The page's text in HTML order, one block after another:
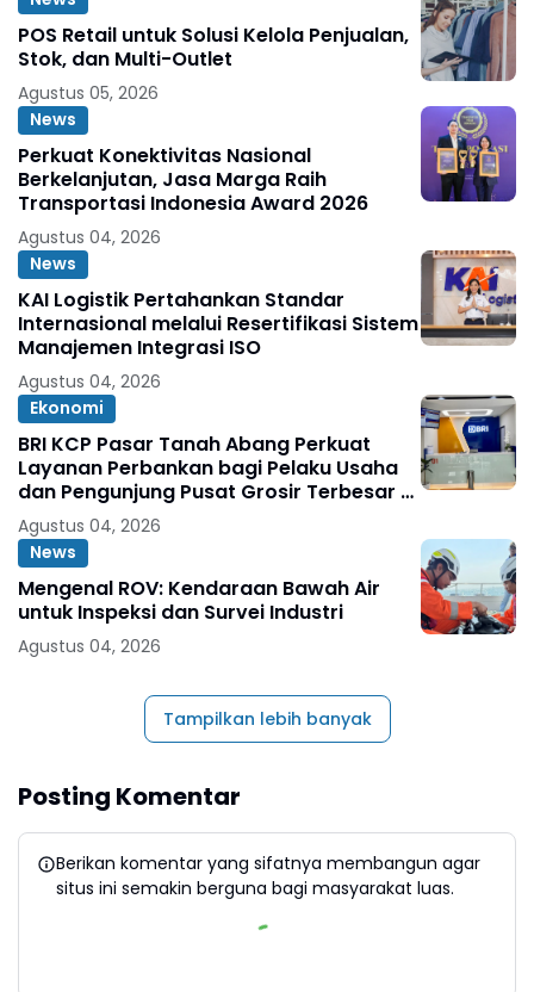
POS Retail untuk Solusi Kelola Penjualan,
Stok, dan Multi-Outlet
Agustus 05, 2026
News
Perkuat Konektivitas Nasional
Berkelanjutan, Jasa Marga Raih
Transportasi Indonesia Award 2026
Agustus 04, 2026
News
KAI Logistik Pertahankan Standar
Internasional melalui Resertifikasi Sistem
Manajemen Integrasi ISO
Agustus 04, 2026
Ekonomi
BRI KCP Pasar Tanah Abang Perkuat
Layanan Perbankan bagi Pelaku Usaha
dan Pengunjung Pusat Grosir Terbesar di
Indonesia
Agustus 04, 2026
News
Mengenal ROV: Kendaraan Bawah Air
untuk Inspeksi dan Survei Industri
Agustus 04, 2026
Tampilkan lebih banyak
Posting Komentar
Berikan komentar yang sifatnya membangun agar
situs ini semakin berguna bagi masyarakat luas.